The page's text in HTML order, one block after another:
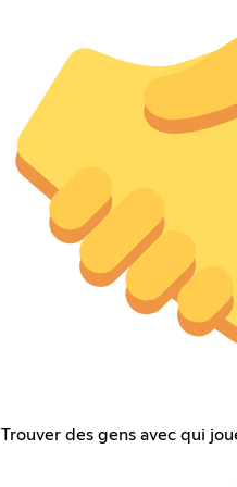
Trouver des gens avec qui